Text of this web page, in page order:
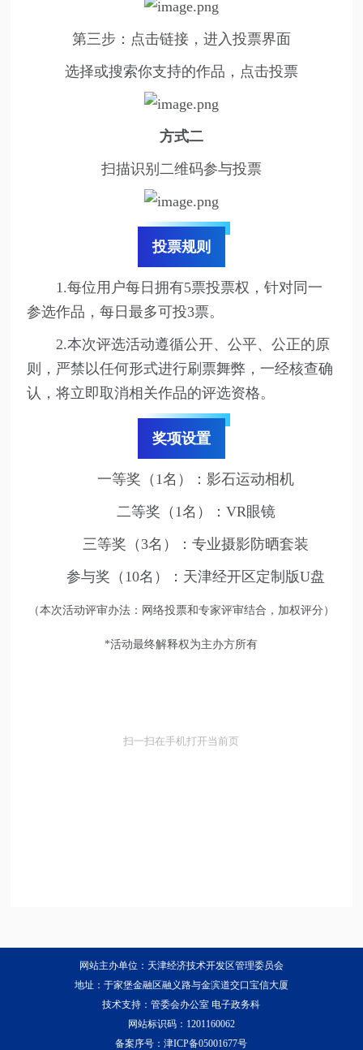
第三步：点击链接，进入投票界面
选择或搜索你支持的作品，点击投票
方式二
扫描识别二维码参与投票
投票规则
1.每位用户每日拥有5票投票权，针对同一
参选作品，每日最多可投3票。
2.本次评选活动遵循公开、公平、公正的原
则，严禁以任何形式进行刷票舞弊，一经核查确
认，将立即取消相关作品的评选资格。
奖项设置
一等奖（1名）：影石运动相机
二等奖（1名）：VR眼镜
三等奖（3名）：专业摄影防晒套装
参与奖（10名）：天津经开区定制版U盘
（本次活动评审办法：网络投票和专家评审结合，加权评分）
*活动最终解释权为主办方所有
扫一扫在手机打开当前页
网站主办单位：天津经济技术开发区管理委员会
地址：于家堡金融区融义路与金滨道交口宝信大厦
技术支持：管委会办公室 电子政务科
网站标识码：1201160062
备案序号：津ICP备05001677号